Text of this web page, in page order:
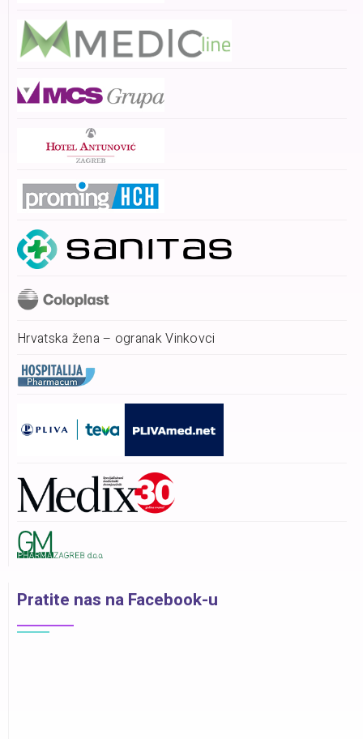
Hrvatska žena – ogranak Vinkovci
Pratite nas na Facebook-u